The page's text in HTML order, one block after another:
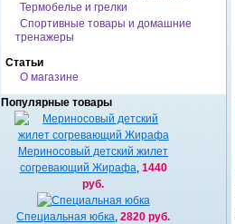
Термобелье и грелки
Спортивные товары и домашние
тренажеры
Статьи
О магазине
Популярные товары
Мериносовый детский жилет
согревающий Жирафа 1440
руб.
Специальная юбка ,2820 руб.